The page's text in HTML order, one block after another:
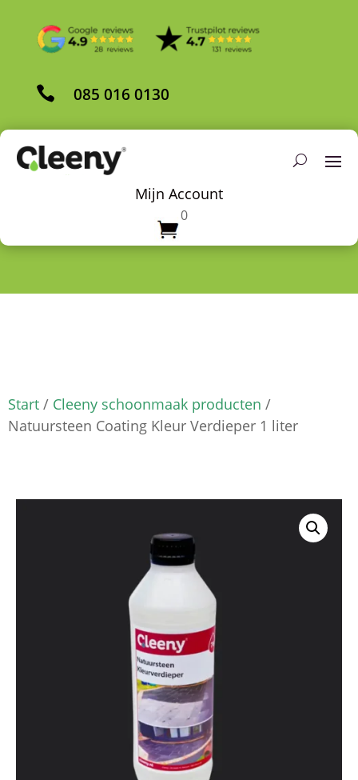
 085 016 0130
Mijn Account
0
Start / Cleeny schoonmaak producten /
Natuursteen Coating Kleur Verdieper 1 liter